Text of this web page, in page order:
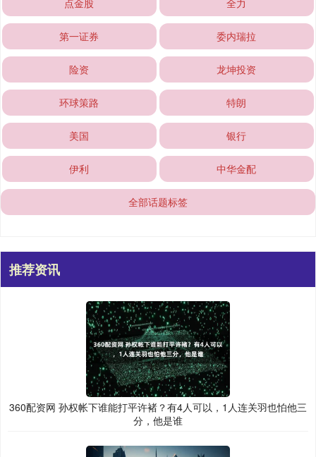
第一证券 委内瑞拉
险资 龙坤投资
环球策路 特朗
美国 银行
伊利 中华金配
全部话题标签
推荐资讯
360配资网 孙权帐下谁能打平许褚？有4人可以，1人连关羽也怕他三
分，他是谁